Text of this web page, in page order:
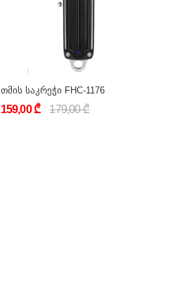
თმის საკრეჭი FHC-1176
159,00 ₾ 179,00 ₾